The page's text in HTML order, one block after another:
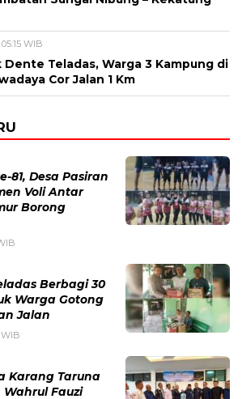
WIB
Dente Teladas, Warga 3 Kampung di
Cor Jalan 1 Km
81, Desa Pasiran
Voli Antar
Borong
Berbagi 30
Warga Gotong
Jalan
WIB
Karang Taruna
Fauzi